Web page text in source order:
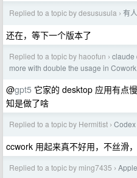
Replied to a topic by desususula › 有
还在，等下一个版本了
Replied to a topic by haoofun › claude
more with double the usage in
@gpt5 它家的 desktop 应用有点
知是做了啥
Replied to a topic by Hermitist ›
ccwork 用起来真不好用，不丝滑
Replied to a topic by ming7435 ›